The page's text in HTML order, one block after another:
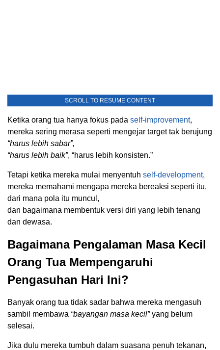
SCROLL TO RESUME CONTENT
Ketika orang tua hanya fokus pada self-improvement,
mereka sering merasa seperti mengejar target tak berujung
“harus lebih sabar”,
“harus lebih baik”, “harus lebih konsisten.”
Tetapi ketika mereka mulai menyentuh self-development,
mereka memahami mengapa mereka bereaksi seperti itu,
dari mana pola itu muncul,
dan bagaimana membentuk versi diri yang lebih tenang
dan dewasa.
Bagaimana Pengalaman Masa Kecil
Orang Tua Mempengaruhi
Pengasuhan Hari Ini?
Banyak orang tua tidak sadar bahwa mereka mengasuh
sambil membawa “bayangan masa kecil”yang belum
selesai.
Jika dulu mereka tumbuh dalam suasana penuh tekanan,